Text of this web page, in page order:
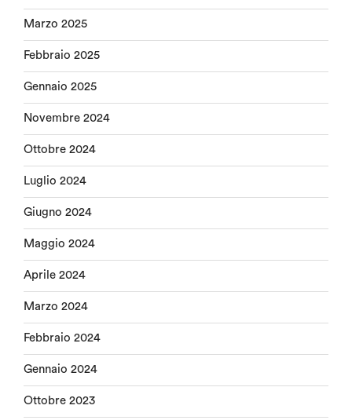
Marzo 2025
Febbraio 2025
Gennaio 2025
Novembre 2024
Ottobre 2024
Luglio 2024
Giugno 2024
Maggio 2024
Aprile 2024
Marzo 2024
Febbraio 2024
Gennaio 2024
Ottobre 2023